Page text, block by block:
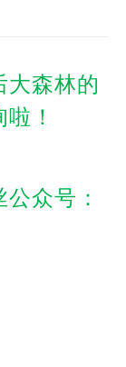
大森林的
！
众号：